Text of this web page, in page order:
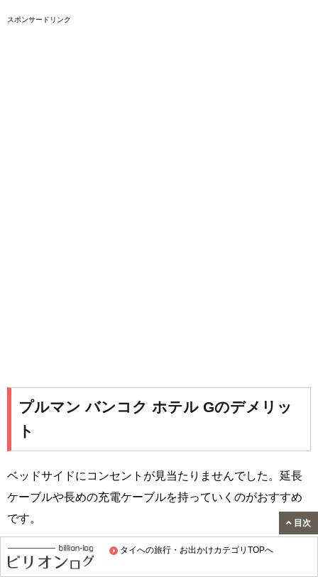
タイへの旅行・お出かけカテゴリTOPへ
スポンサードリンク
プルマン バンコク ホテル Gのデメリッ
ト
ベッドサイドにコンセントが見当たりませんでした。延長
ケーブルや長めの充電ケーブルを持っていくのがおすすめ
です。
スポンサードリンク
目次